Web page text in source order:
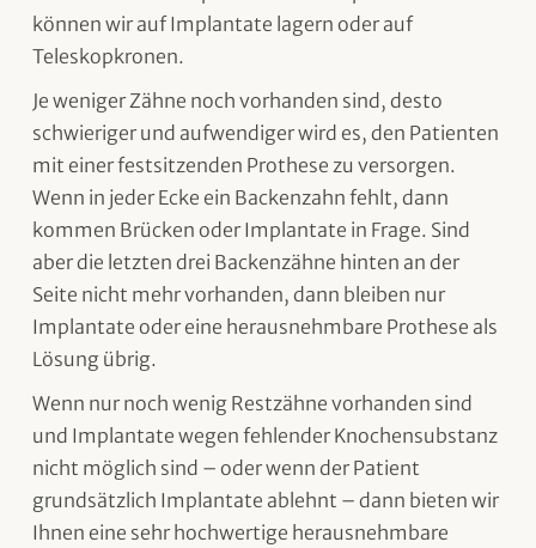
können wir auf Implantate lagern oder auf
Teleskopkronen.
Je weniger Zähne noch vorhanden sind, desto
schwieriger und aufwendiger wird es, den Patienten
mit einer festsitzenden Prothese zu versorgen.
Wenn in jeder Ecke ein Backenzahn fehlt, dann
kommen Brücken oder Implantate in Frage. Sind
aber die letzten drei Backenzähne hinten an der
Seite nicht mehr vorhanden, dann bleiben nur
Implantate oder eine herausnehmbare Prothese als
Lösung übrig.
Wenn nur noch wenig Restzähne vorhanden sind
und Implantate wegen fehlender Knochensubstanz
nicht möglich sind – oder wenn der Patient
grundsätzlich Implantate ablehnt – dann bieten wir
Ihnen eine sehr hochwertige herausnehmbare